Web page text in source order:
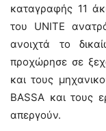
καταγραφής 11
του UNITE
ανοιχτά το
προχώρησε σε
και τους
ΒASSA και τους
απεργούν.